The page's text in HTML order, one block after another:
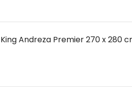
Andreza Premier 270 x 280